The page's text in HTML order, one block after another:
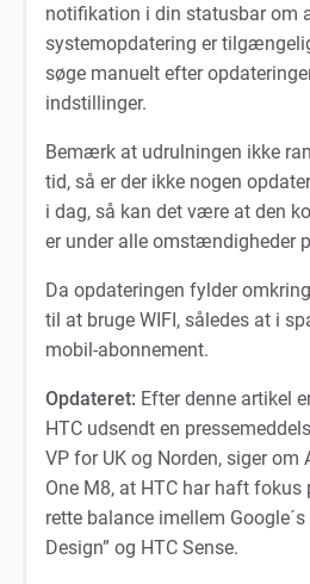
notifikation i din statusbar om
systemopdatering er
søge manuelt efter
indstillinger.
Bemærk at udrulningen ikke
tid, så er der ikke nogen
i dag, så kan det være at den
er under alle omstændigheder
Da opdateringen fylder
til at bruge WIFI, således at i
mobil-abonnement.
Opdateret: Efter denne artikel
HTC udsendt en
VP for UK og Norden, siger om
One M8, at HTC har haft fokus
rette balance imellem
Design” og HTC Sense.